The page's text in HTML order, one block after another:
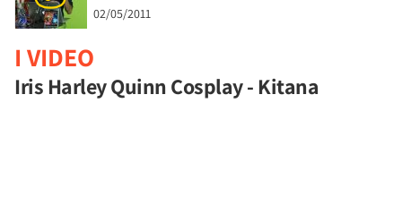
02/05/2011
I VIDEO
Iris Harley Quinn Cosplay - Kitana